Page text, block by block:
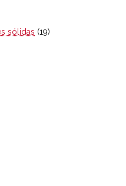
sólidas (19)